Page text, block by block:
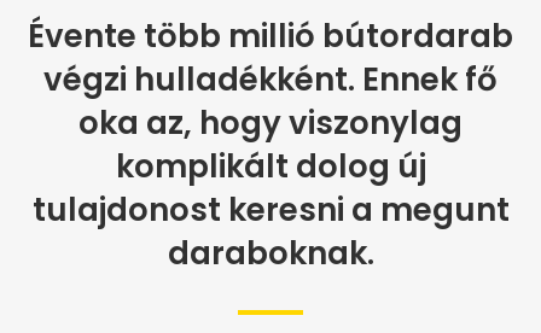
Évente több millió bútordarab
végzi hulladékként. Ennek fő
oka az, hogy viszonylag
komplikált dolog új
tulajdonost keresni a megunt
daraboknak.